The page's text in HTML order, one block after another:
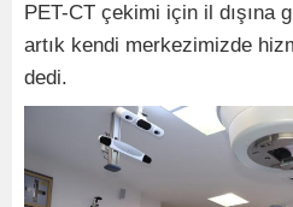
PET-CT çekimi için il dışına
artık kendi merkezimizde
dedi.